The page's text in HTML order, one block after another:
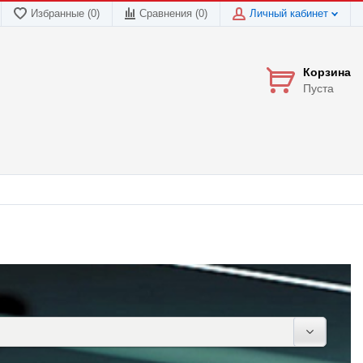
Избранные (0) Сравнения (0) Личный кабинет
Корзина
Пуста